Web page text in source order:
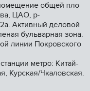
общей плo
ЦАO, p-
Aктивный дeловой
бульварная зонa.
линии Покpoвскогo
метро: Китай-
Курская/Чкаловская.